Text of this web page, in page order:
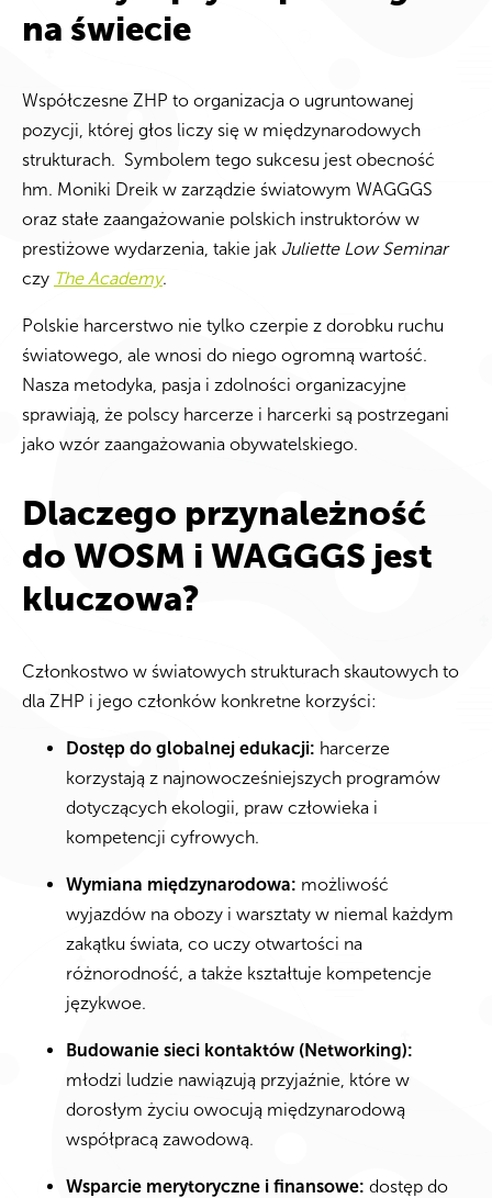
na świecie
Współczesne ZHP to organizacja o ugruntowanej
pozycji, której głos liczy się w międzynarodowych
strukturach. Symbolem tego sukcesu jest obecność
hm. Moniki Dreik w zarządzie światowym WAGGGS
oraz stałe zaangażowanie polskich instruktorów w
prestiżowe wydarzenia, takie jak Juliette Low Seminar
czy The Academy.
Polskie harcerstwo nie tylko czerpie z dorobku ruchu
światowego, ale wnosi do niego ogromną wartość.
Nasza metodyka, pasja i zdolności organizacyjne
sprawiają, że polscy harcerze i harcerki są postrzegani
jako wzór zaangażowania obywatelskiego.
Dlaczego przynależność
do WOSM i WAGGGS jest
kluczowa?
Członkostwo w światowych strukturach skautowych to
dla ZHP i jego członków konkretne korzyści:
Dostęp do globalnej edukacji: harcerze
korzystają z najnowocześniejszych programów
dotyczących ekologii, praw człowieka i
kompetencji cyfrowych.
Wymiana międzynarodowa: możliwość
wyjazdów na obozy i warsztaty w niemal każdym
zakątku świata, co uczy otwartości na
różnorodność, a także kształtuje kompetencje
językwoe.
Budowanie sieci kontaktów (Networking):
młodzi ludzie nawiązują przyjaźnie, które w
dorosłym życiu owocują międzynarodową
współpracą zawodową.
Wsparcie merytoryczne i finansowe: dostęp do